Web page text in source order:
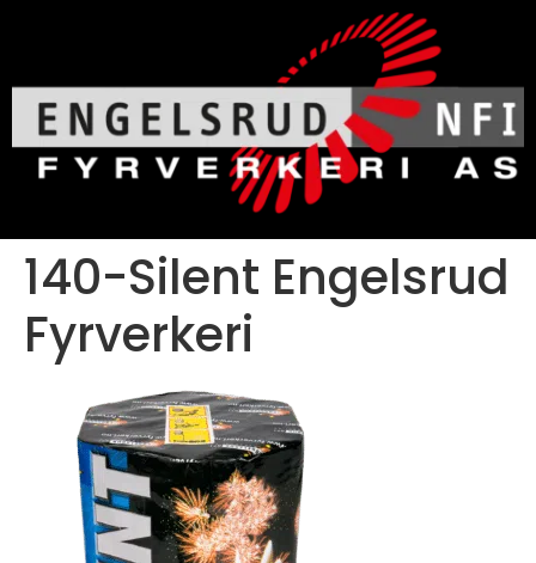
140-Silent Engelsrud
Fyrverkeri